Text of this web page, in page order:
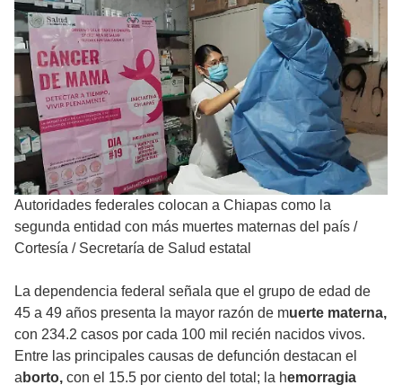
Autoridades federales colocan a Chiapas como la
segunda entidad con más muertes maternas del país /
Cortesía / Secretaría de Salud estatal
La dependencia federal señala que el grupo de edad de
45 a 49 años presenta la mayor razón de muerte materna,
con 234.2 casos por cada 100 mil recién nacidos vivos.
Entre las principales causas de defunción destacan el
a borto, con el 15.5 por ciento del total; la hemorragia